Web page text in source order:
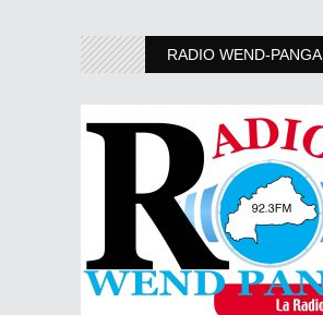
RADIO WEND-PANGA